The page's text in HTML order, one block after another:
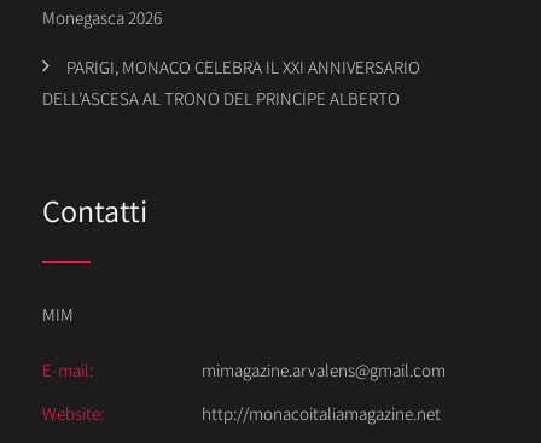
Monegasca 2026
PARIGI, MONACO CELEBRA IL XXI ANNIVERSARIO
DELL’ASCESA AL TRONO DEL PRINCIPE ALBERTO
Contatti
MIM
E-mail:
mimagazine.arvalens@gmail.com
Website:
http://monacoitaliamagazine.net